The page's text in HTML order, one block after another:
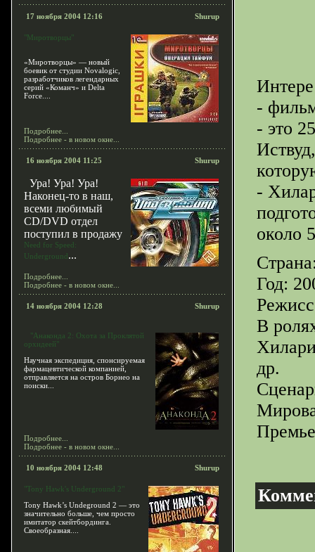
17 ноября 2004 12:16 Shurup
"Миротворцы"
«Миротворцы» — новый
боевик от студии Novalogic,
разработчиков легендарных
серий «Команч» и Delta
Force....
Подробнее...
Подробнее - в новом окне...
16 ноября 2004 11:25 Shurup
Ура! Ура! Ура!
Наконец-то в наш,
всеми любимый
CD/DVD отдел
поступил в продажу
Need for Speed:
Underground...
Подробнее...
Подробнее - в новом окне...
14 ноября 2004 12:28 Shurup
"Анаконда 2: Охота за Проклятой
орхидеей"
Научная экспедиция, спонсируемая
фармацевтической компанией,
отправляется на остров Борнео на
поиски...
Подробнее...
Подробнее - в новом окне...
10 ноября 2004 12:48 Shurup
"Tony Hawk's Underground 2"
Tony Hawk’s Undeground 2 — это
значительно больше, чем просто
имитатор скейтбординга.
Своеобразная....
-
- это
-
около
Год:
В
др.